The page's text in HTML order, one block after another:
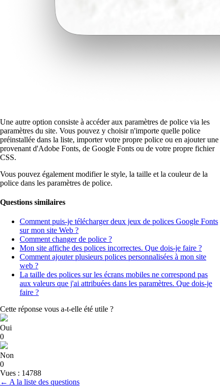
Une autre option consiste à accéder aux paramètres de police via les
paramètres du site. Vous pouvez y choisir n'importe quelle police
préinstallée dans la liste, importer votre propre police ou en ajouter une
provenant d'Adobe Fonts, de Google Fonts ou de votre propre fichier
CSS.
Vous pouvez également modifier le style, la taille et la couleur de la
police dans les paramètres de police.
Questions similaires
Comment puis-je télécharger deux jeux de polices Google Fonts
sur mon site Web ?
Comment changer de police ?
Mon site affiche des polices incorrectes. Que dois-je faire ?
Comment ajouter plusieurs polices personnalisées à mon site
web ?
La taille des polices sur les écrans mobiles ne correspond pas
aux valeurs que j'ai attribuées dans les paramètres. Que dois-je
faire ?
Cette réponse vous a-t-elle été utile ?
Oui
0
Non
0
Vues : 14788
← A la liste des questions